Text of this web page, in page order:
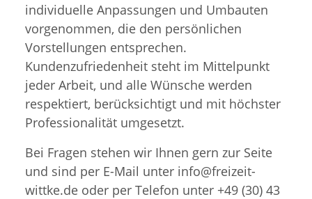
individuelle Anpassungen und Umbauten
vorgenommen, die den persönlichen
Vorstellungen entsprechen.
Kundenzufriedenheit steht im Mittelpunkt
jeder Arbeit, und alle Wünsche werden
respektiert, berücksichtigt und mit höchster
Professionalität umgesetzt.
Bei Fragen stehen wir Ihnen gern zur Seite
und sind per E-Mail unter info@freizeit-
wittke.de oder per Telefon unter +49 (30) 43